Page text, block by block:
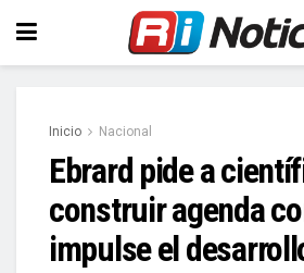
Inicio Nacional
Ebrard pide a
construir agenda
impulse el